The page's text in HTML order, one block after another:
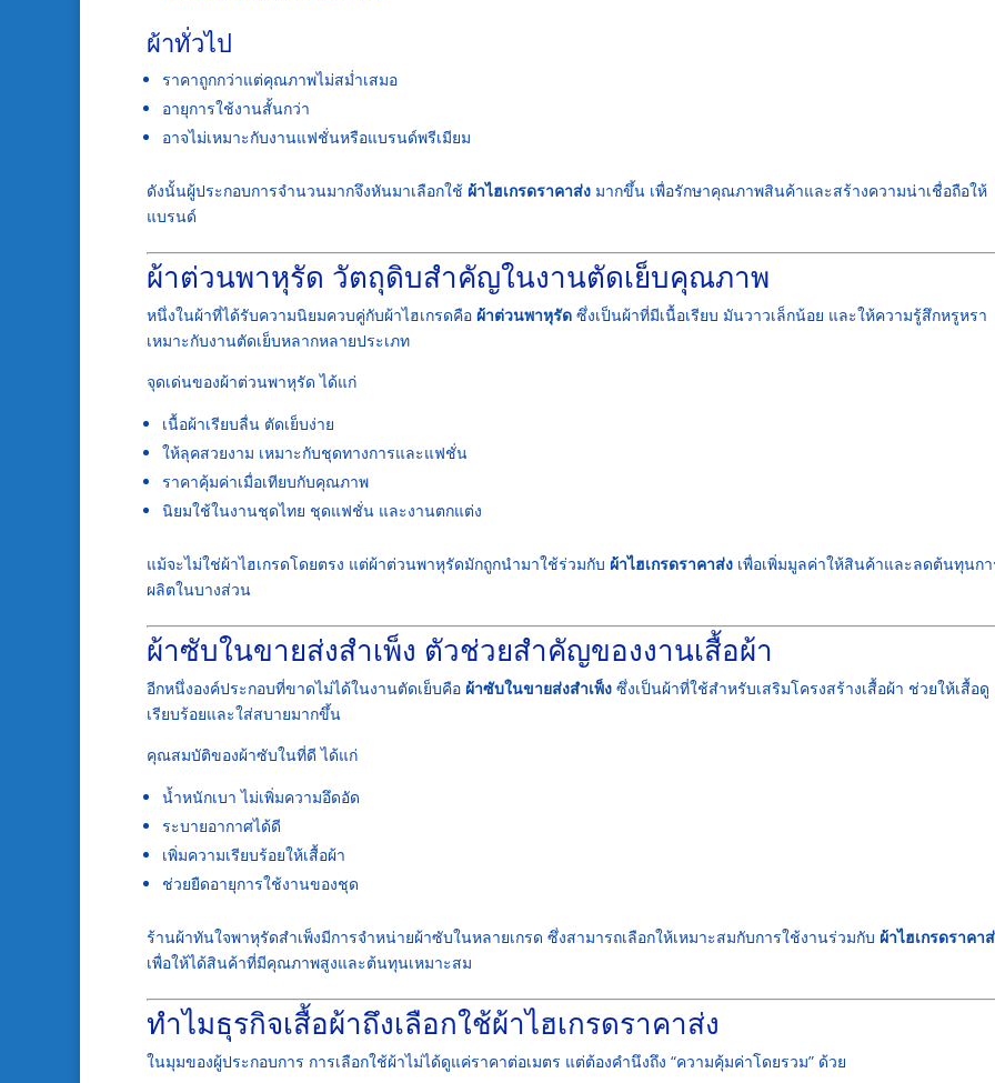
ผ้าทั่วไป
ราคาถูกกว่าแต่คุณภาพไม่สม่ำเสมอ
อายุการใช้งานสั้นกว่า
อาจไม่เหมาะกับงานแฟชั่นหรือแบรนด์พรีเมียม
ดังนั้นผู้ประกอบการจำนวนมากจึงหันมาเลือกใช้ ผ้าไฮเกรดราคาส่ง มากขึ้น เพื่อรักษาคุณภาพสินค้าและสร้างความน่าเชื่อถือให้
แบรนด์
ผ้าต่วนพาหุรัด วัตถุดิบสำคัญในงานตัดเย็บคุณภาพ
หนึ่งในผ้าที่ได้รับความนิยมควบคู่กับผ้าไฮเกรดคือ ผ้าต่วนพาหุรัด ซึ่งเป็นผ้าที่มีเนื้อเรียบ มันวาวเล็กน้อย และให้ความรู้สึกหรูหรา
เหมาะกับงานตัดเย็บหลากหลายประเภท
จุดเด่นของผ้าต่วนพาหุรัด ได้แก่
เนื้อผ้าเรียบลื่น ตัดเย็บง่าย
ให้ลุคสวยงาม เหมาะกับชุดทางการและแฟชั่น
ราคาคุ้มค่าเมื่อเทียบกับคุณภาพ
นิยมใช้ในงานชุดไทย ชุดแฟชั่น และงานตกแต่ง
แม้จะไม่ใช่ผ้าไฮเกรดโดยตรง แต่ผ้าต่วนพาหุรัดมักถูกนำมาใช้ร่วมกับ ผ้าไฮเกรดราคาส่ง เพื่อเพิ่มมูลค่าให้สินค้าและลดต้นทุนก
ผลิตในบางส่วน
ผ้าซับในขายส่งสำเพ็ง ตัวช่วยสำคัญของงานเสื้อผ้า
อีกหนึ่งองค์ประกอบที่ขาดไม่ได้ในงานตัดเย็บคือ ผ้าซับในขายส่งสำเพ็ง ซึ่งเป็นผ้าที่ใช้สำหรับเสริมโครงสร้างเสื้อผ้า ช่วยให้เสื้อดู
เรียบร้อยและใส่สบายมากขึ้น
คุณสมบัติของผ้าซับในที่ดี ได้แก่
น้ำหนักเบา ไม่เพิ่มความอึดอัด
ระบายอากาศได้ดี
เพิ่มความเรียบร้อยให้เสื้อผ้า
ช่วยยืดอายุการใช้งานของชุด
ร้านผ้าทันใจพาหุรัดสำเพ็งมีการจำหน่ายผ้าซับในหลายเกรด ซึ่งสามารถเลือกให้เหมาะสมกับการใช้งานร่วมกับ ผ้าไฮเกรดราคา
เพื่อให้ได้สินค้าที่มีคุณภาพสูงและต้นทุนเหมาะสม
ทำไมธุรกิจเสื้อผ้าถึงเลือกใช้ผ้าไฮเกรดราคาส่ง
ในมุมของผู้ประกอบการ การเลือกใช้ผ้าไม่ได้ดูแค่ราคาต่อเมตร แต่ต้องคำนึงถึง “ความคุ้มค่าโดยรวม” ด้วย